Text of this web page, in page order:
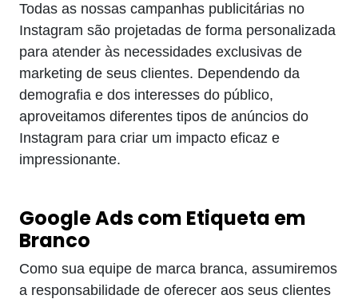
Todas as nossas campanhas publicitárias no
Instagram são projetadas de forma personalizada
para atender às necessidades exclusivas de
marketing de seus clientes. Dependendo da
demografia e dos interesses do público,
aproveitamos diferentes tipos de anúncios do
Instagram para criar um impacto eficaz e
impressionante.
Google Ads com Etiqueta em
Branco
Como sua equipe de marca branca, assumiremos
a responsabilidade de oferecer aos seus clientes